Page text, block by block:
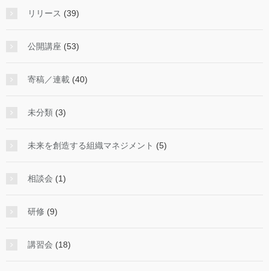
リリース (39)
公開講座 (53)
寄稿／連載 (40)
未分類 (3)
未来を創造する組織マネジメント (5)
相談会 (1)
研修 (9)
講習会 (18)